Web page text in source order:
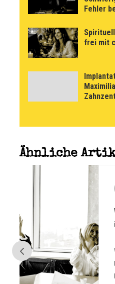
Fehler
Spirituell
frei mit
Ähnliche